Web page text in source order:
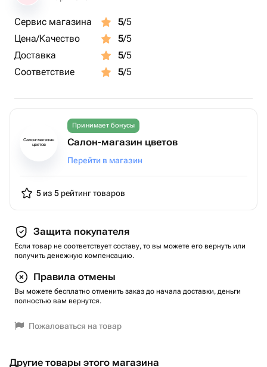
Сервис магазина 5/5
Цена/Качество
5/5
Доставка
5/5
Соответствие
5/5
Салон-магазин
цветов
Принимает бонусы
Салон-магазин цветов
Перейти в магазин
5 из 5 рейтинг товаров
Защита покупателя
Если товар не соответствует составу, то вы можете его вернуть или
получить денежную компенсацию.
Правила отмены
Вы можете бесплатно отменить заказ до начала доставки, деньги
полностью вам вернутся.
Пожаловаться на товар
Другие товары этого магазина